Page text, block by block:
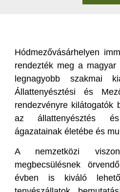
Hódmezővásárhelyen
rendezték meg a magyar
legnagyobb szakmai
Állattenyésztési és
rendezvényre kilátogatók
az állattenyésztés és
ágazatainak életébe és
A nemzetközi
megbecsülésnek
évben is kiváló